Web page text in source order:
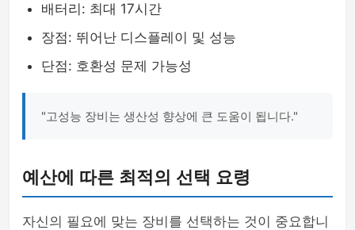
배터리: 최대 17시간
장점: 뛰어난 디스플레이 및 성능
단점: 호환성 문제 가능성
"고성능 장비는 생산성 향상에 큰 도움이 됩니다."
예산에 따른 최적의 선택 요령
자신의 필요에 맞는 장비를 선택하는 것이 중요합니